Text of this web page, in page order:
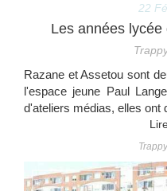
22
Les années
Razane et Assetou sont
l'espace jeune Paul
d'ateliers médias, elles ont